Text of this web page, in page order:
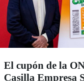
El cupón de la
Casilla Empresa